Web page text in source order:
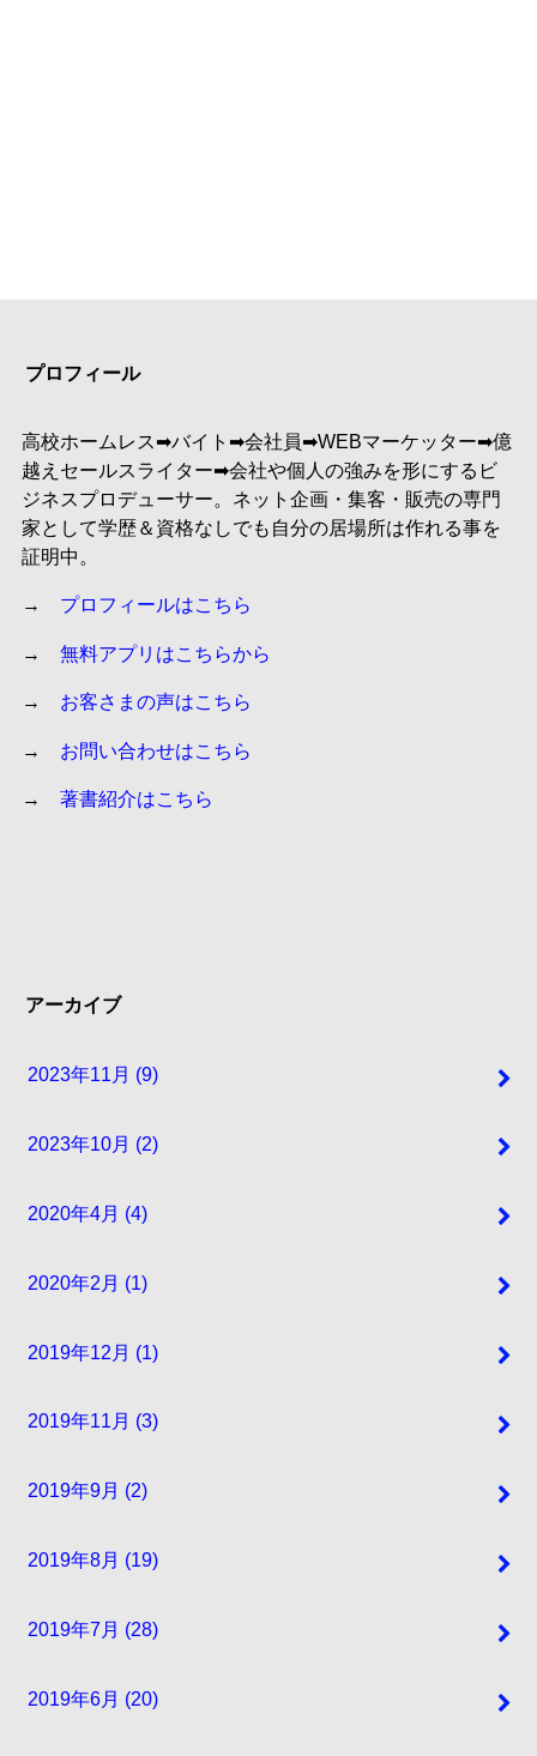
プロフィール
高校ホームレス➡︎バイト➡︎会社員➡︎WEBマーケッター➡︎億
越えセールスライター➡︎会社や個人の強みを形にするビ
ジネスプロデューサー。ネット企画・集客・販売の専門
家として学歴＆資格なしでも自分の居場所は作れる事を
証明中。
→ プロフィールはこちら
→ 無料アプリはこちらから
→ お客さまの声はこちら
→ お問い合わせはこちら
→ 著書紹介はこちら
アーカイブ
2023年11月 (9)
2023年10月 (2)
2020年4月 (4)
2020年2月 (1)
2019年12月 (1)
2019年11月 (3)
2019年9月 (2)
2019年8月 (19)
2019年7月 (28)
2019年6月 (20)